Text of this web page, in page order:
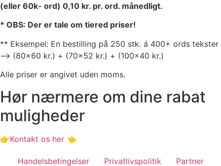
(eller 60k- ord) 0,10 kr. pr. ord. månedligt.
* OBS: Der er tale om tiered priser!
** Eksempel: En bestilling på 250 stk. á 400+ ords tekster
–> (80×60 kr.) + (70×52 kr.) + (100×40 kr.)
Alle priser er angivet uden moms.
Hør nærmere om dine rabat
muligheder
👉Kontakt os her 👈
Handelsbetingelser Privatlivspolitik Partner